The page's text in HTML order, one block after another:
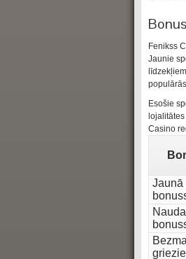
Fenikss
Jaunie
Esošie
Casino
Jaunā